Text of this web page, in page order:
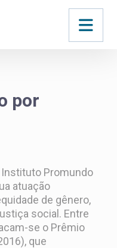
por
Instituto Promundo
atuação
de gênero,
social. Entre
se o Prêmio
que